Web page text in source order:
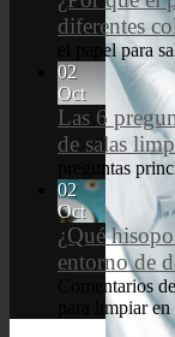
diferentes
el papel para
02
Oct
Las 6
de salas
preguntas
02
Oct
¿Qué
entorno de
Comentarios
para limpiar